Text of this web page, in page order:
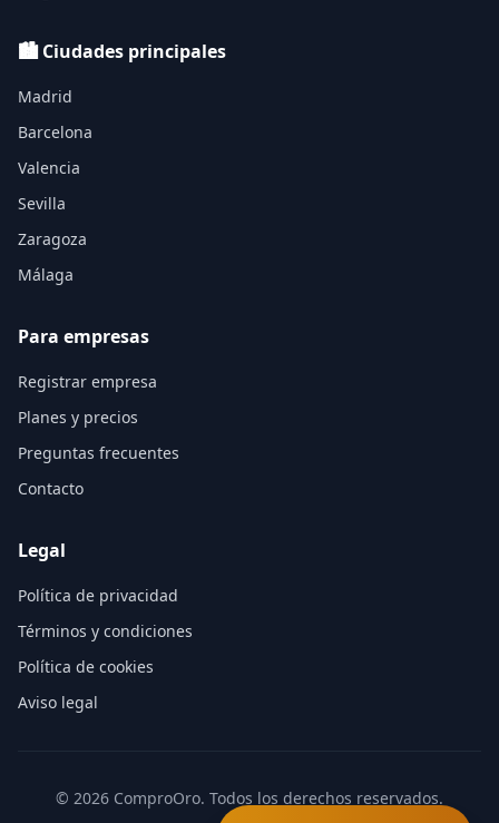
🏙️ Ciudades principales
Madrid
Barcelona
Valencia
Sevilla
Zaragoza
Málaga
Para empresas
Registrar empresa
Planes y precios
Preguntas frecuentes
Contacto
Legal
Política de privacidad
Términos y condiciones
Política de cookies
Aviso legal
© 2026 ComproOro. Todos los derechos reservados.